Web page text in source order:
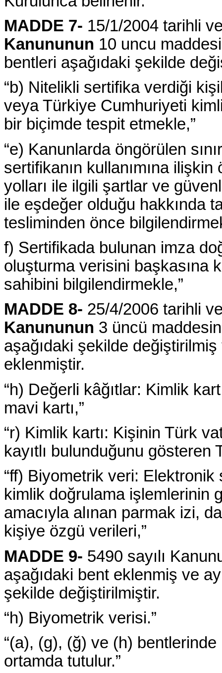
MADDE 7- 15/1/2004 tarihli
Kanununun 10 uncu
bentleri aşağıdaki şekilde
“b) Nitelikli sertifika verdiği
veya Türkiye Cumhuriyeti
bir biçimde tespit etmekle,”
“e) Kanunlarda öngörülen
sertifikanın kullanımına
yolları ile ilgili şartlar ve
ile eşdeğer olduğu hakkında
tesliminden önce
f) Sertifikada bulunan imza
oluşturma verisini başkasına
sahibini bilgilendirmekle,”
MADDE 8- 25/4/2006 tarihli
Kanununun 3 üncü
aşağıdaki şekilde değiştirilmiş
eklenmiştir.
“h) Değerli kâğıtlar: Kimlik
mavi kartı,”
“r) Kimlik kartı: Kişinin Türk
kayıtlı bulunduğunu gösteren
“ff) Biyometrik veri: Elektronik
kimlik doğrulama işlemlerinin
amacıyla alınan parmak izi,
kişiye özgü verileri,”
MADDE 9- 5490 sayılı
aşağıdaki bent eklenmiş ve
şekilde değiştirilmiştir.
“h) Biyometrik verisi.”
“(a), (g), (ğ) ve (h)
ortamda tutulur.”